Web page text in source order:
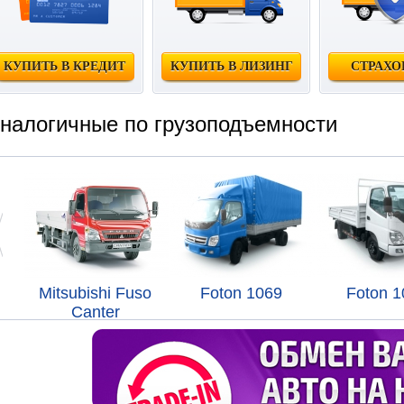
КУПИТЬ В КРЕДИТ КУПИТЬ В ЛИЗИНГ
по грузоподъемности
Mitsubishi Fuso
Canter
Foton 1069 Foton